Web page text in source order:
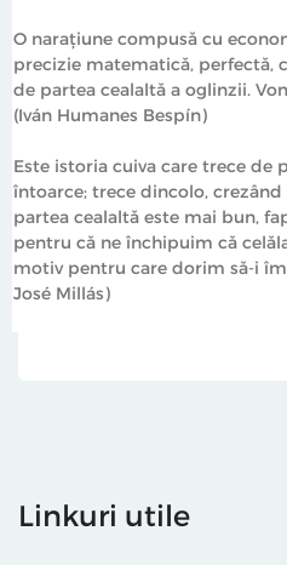
O narațiune compusă cu
precizie matematică, perfectă,
de partea cealaltă a oglinzii.
(Iván Humanes Bespín)
Este istoria cuiva care trece de
întoarce; trece dincolo, crezând
partea cealaltă este mai bun,
pentru că ne închipuim că
motiv pentru care dorim să-i
José Millás)
Linkuri utile